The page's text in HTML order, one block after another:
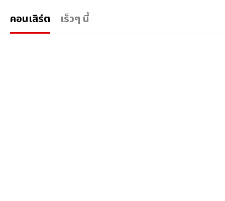
คอนเสิร์ต เร็วๆ นี้